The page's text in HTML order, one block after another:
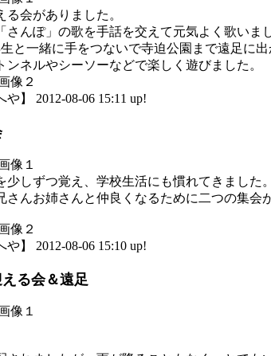
る会がありました。
さんぽ」の歌を手話を交えて元気よく歌いま
と一緒に手をつないで寺迫公園まで遠足に出
ンネルやシーソーなどで楽しく遊びました。
や】 2012-08-06 15:11 up!
少しずつ覚え、学校生活にも慣れてきました。
さんお姉さんと仲良くなるために二つの集会
や】 2012-08-06 15:10 up!
る会＆遠足